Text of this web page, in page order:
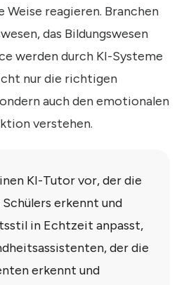
reagieren. Branchen
das Bildungswesen
werden durch KI-Systeme
nur die richtigen
auch den emotionalen
verstehen.
KI-Tutor vor, der die
erkennt und
in Echtzeit anpasst,
der die
erkennt und